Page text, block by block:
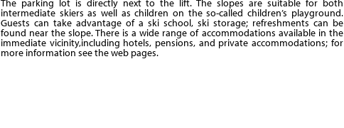
The parking lot is directly next to the lift. The slopes are suitable for both
intermediate skiers as well as children on the so-called children’s playground.
Guests can take advantage of a ski school, ski storage; refreshments can be
found near the slope. There is a wide range of accommodations available in the
immediate vicinity,including hotels, pensions, and private accommodations; for
more information see the web pages.